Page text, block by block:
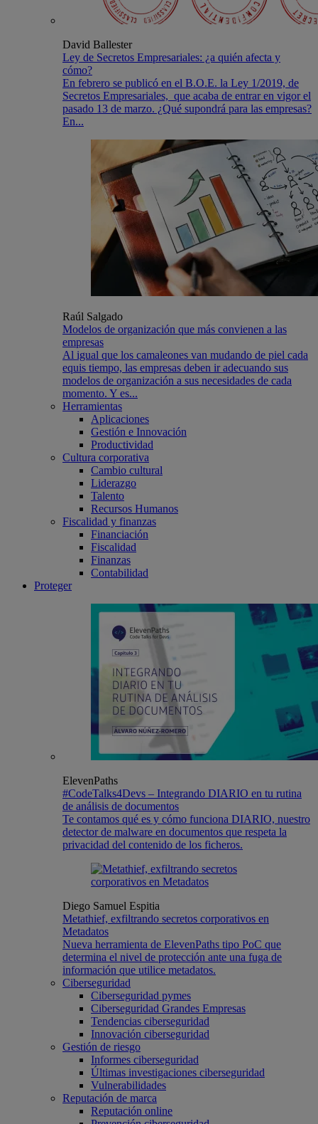
David Ballester
Ley de Secretos Empresariales: ¿a quién afecta y
cómo?
En febrero se publicó en el B.O.E. la Ley 1/2019, de
Secretos Empresariales, que acaba de entrar en vigor el
pasado 13 de marzo. ¿Qué supondrá para las empresas?
En...
Raúl Salgado
Modelos de organización que más convienen a las
empresas
Al igual que los camaleones van mudando de piel cada
equis tiempo, las empresas deben ir adecuando sus
modelos de organización a sus necesidades de cada
momento. Y es...
Herramientas
Aplicaciones
Gestión e Innovación
Productividad
Cultura corporativa
Cambio cultural
Liderazgo
Talento
Recursos Humanos
Fiscalidad y finanzas
Financiación
Fiscalidad
Finanzas
Contabilidad
Proteger
ElevenPaths
#CodeTalks4Devs – Integrando DIARIO en tu rutina
de análisis de documentos
Te contamos qué es y cómo funciona DIARIO, nuestro
detector de malware en documentos que respeta la
privacidad del contenido de los ficheros.
Diego Samuel Espitia
Metathief, exfiltrando secretos corporativos en
Metadatos
Nueva herramienta de ElevenPaths tipo PoC que
determina el nivel de protección ante una fuga de
información que utilice metadatos.
Ciberseguridad
Ciberseguridad pymes
Ciberseguridad Grandes Empresas
Tendencias ciberseguridad
Innovación ciberseguridad
Gestión de riesgo
Informes ciberseguridad
Últimas investigaciones ciberseguridad
Vulnerabilidades
Reputación de marca
Reputación online